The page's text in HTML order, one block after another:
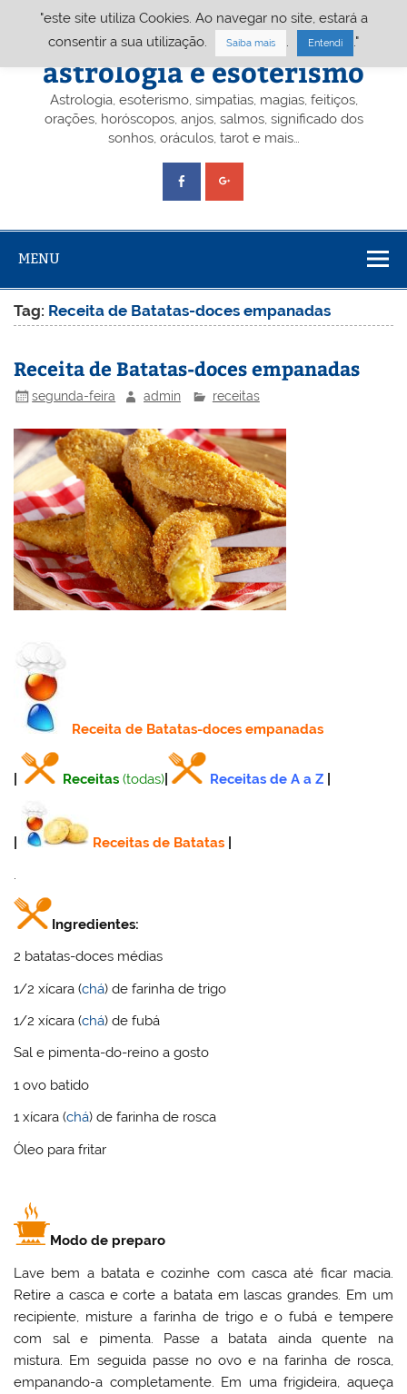
Portal A&E – Portal
astrologia e esoterismo
Astrologia, esoterismo, simpatias, magias, feitiços,
orações, horóscopos, anjos, salmos, significado dos
sonhos, oráculos, tarot e mais…
MENU
Tag: Receita de Batatas-doces empanadas
Receita de Batatas-doces empanadas
segunda-feira admin receitas
Receitade Batatas-doces empanadas
Receitas (todas) Receitas de A a Z
Receitas de Batatas
.
Ingredientes:
2 batatas-doces médias
1/2 xícara (chá) de farinha de trigo
1/2 xícara (chá) de fubá
Sal e pimenta-do-reino a gosto
1 ovo batido
1 xícara (chá) de farinha de rosca
Óleo para fritar
Modo de preparo
Lave bem a batata e cozinhe com casca até ficar macia.
Retire a casca e corte a batata em lascas grandes. Em um
recipiente, misture a farinha de trigo e o fubá e tempere
com sal e pimenta. Passe a batata ainda quente na
mistura. Em seguida passe no ovo e na farinha de rosca,
empanando-a completamente. Em uma frigideira, aqueça
"este site utiliza Cookies. Ao navegar no site, estará a
consentir a sua utilização.
Saiba mais Entendi ."